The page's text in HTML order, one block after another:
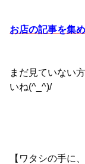
お店の記事を集
まだ見ていない
いね(^_^)/
【ワタシの手に